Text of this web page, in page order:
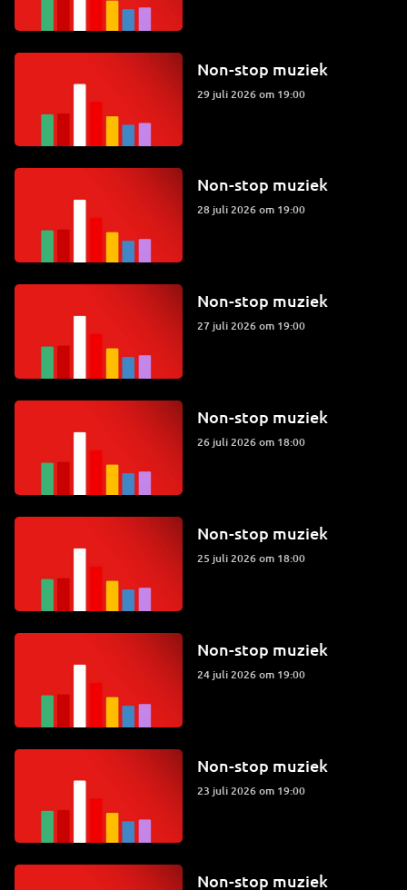
Non-stop muziek
29 juli 2026 om 19:00
Non-stop muziek
28 juli 2026 om 19:00
Non-stop muziek
27 juli 2026 om 19:00
Non-stop muziek
26 juli 2026 om 18:00
Non-stop muziek
25 juli 2026 om 18:00
Non-stop muziek
24 juli 2026 om 19:00
Non-stop muziek
23 juli 2026 om 19:00
Non-stop muziek